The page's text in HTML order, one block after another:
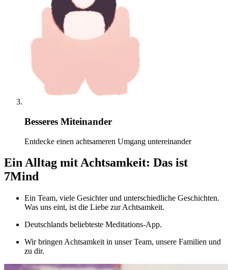
Besseres Miteinander
Entdecke einen achtsameren Umgang untereinander
Ein Alltag mit Achtsamkeit: Das ist
7Mind
Ein Team, viele Gesichter und unterschiedliche Geschichten.
Was uns eint, ist die Liebe zur Achtsamkeit.
Deutschlands beliebteste Meditations-App.
Wir bringen Achtsamkeit in unser Team, unsere Familien und
zu dir.